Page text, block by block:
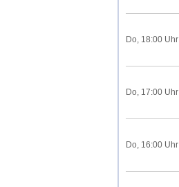
Do, 18:00 Uhr
Do, 17:00 Uhr
Do, 16:00 Uhr